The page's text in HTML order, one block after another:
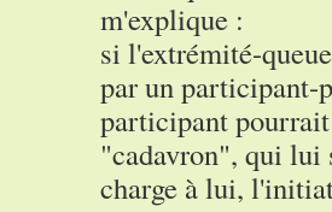
m'explique :
si l'extrémité-
par un participant-
participant
"cadavron", qui lui
charge à lui,